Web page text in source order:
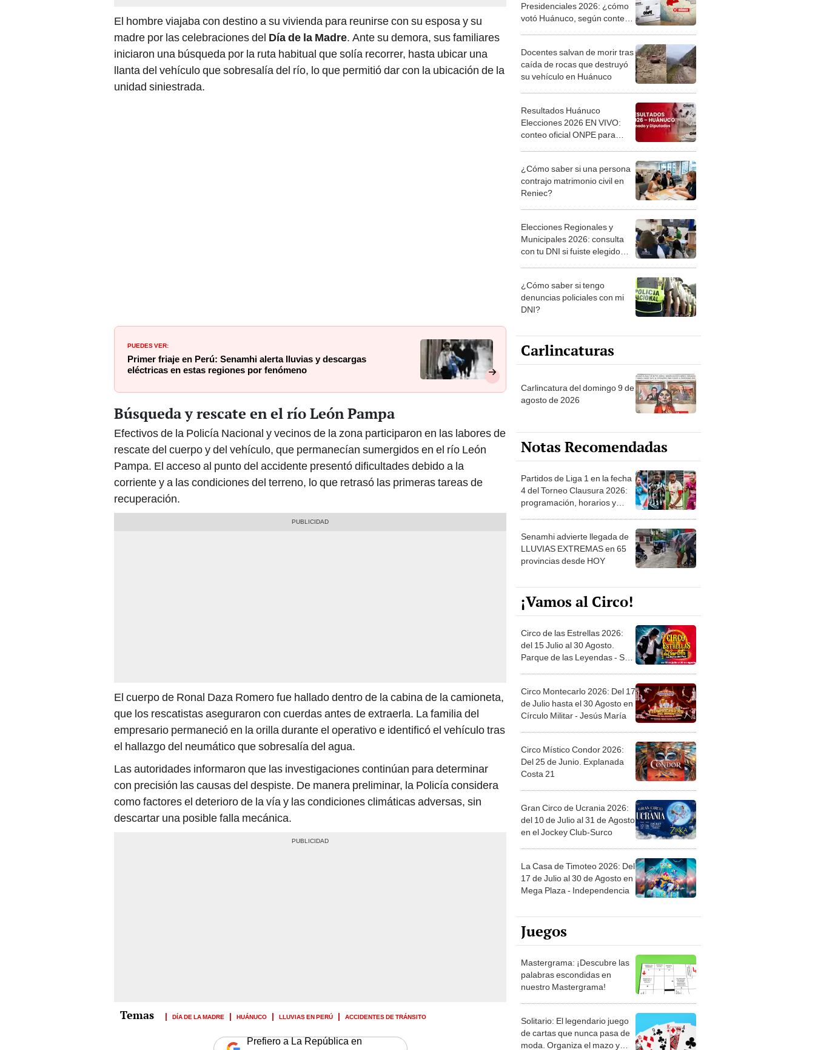
El hombre viajaba con destino a su vivienda para reunirse con su esposa y su
madre por las celebraciones del Día de la Madre. Ante su demora, sus familiares
iniciaron una búsqueda por la ruta habitual que solía recorrer, hasta ubicar una
llanta del vehículo que sobresalía del río, lo que permitió dar con la ubicación de la
unidad siniestrada.
PUEDES VER:
Primer friaje en Perú: Senamhi alerta lluvias y descargas
eléctricas en estas regiones por fenómeno
Búsqueda y rescate en el río León Pampa
Efectivos de la Policía Nacional y vecinos de la zona participaron en las labores de
rescate del cuerpo y del vehículo, que permanecían sumergidos en el río León
Pampa. El acceso al punto del accidente presentó dificultades debido a la
corriente y a las condiciones del terreno, lo que retrasó las primeras tareas de
recuperación.
El cuerpo de Ronal Daza Romero fue hallado dentro de la cabina de la camioneta,
que los rescatistas aseguraron con cuerdas antes de extraerla. La familia del
empresario permaneció en la orilla durante el operativo e identificó el vehículo tras
el hallazgo del neumático que sobresalía del agua.
Las autoridades informaron que las investigaciones continúan para determinar
con precisión las causas del despiste. De manera preliminar, la Policía considera
como factores el deterioro de la vía y las condiciones climáticas adversas, sin
descartar una posible falla mecánica.
DÍA DE LA MADRE HUÁNUCO LLUVIAS EN PERÚ ACCIDENTES DE TRÁNSITO
Prefiero a La República en
Presidenciales 2026: ¿cómo
votó Huánuco, según conteo
Docentes salvan de morir tras
caída de rocas que destruyó
su vehículo en Huánuco
Resultados Huánuco
Elecciones 2026 EN VIVO:
conteo oficial ONPE para
¿Cómo saber si una persona
contrajo matrimonio civil en
Reniec?
Elecciones Regionales y
Municipales 2026: consulta
con tu DNI si fuiste elegido
la ONPE
¿Cómo saber si tengo
denuncias policiales con mi
DNI?
Carlincaturas
Carlincatura del domingo 9 de
agosto de 2026
Notas Recomendadas
Partidos de Liga 1 en la fecha
4 del Torneo Clausura 2026:
programación, horarios y
Senamhi advierte llegada de
LLUVIAS EXTREMAS en 65
provincias desde HOY
¡Vamos al Circo!
Circo de las Estrellas 2026:
del 15 Julio al 30 Agosto.
Parque de las Leyendas - San
Circo Montecarlo 2026: Del 17
de Julio hasta el 30 Agosto en
Círculo Militar - Jesús María
Circo Místico Condor 2026:
Del 25 de Junio. Explanada
Costa 21
Gran Circo de Ucrania 2026:
del 10 de Julio al 31 de Agosto
en el Jockey Club-Surco
La Casa de Timoteo 2026: Del
17 de Julio al 30 de Agosto en
Mega Plaza - Independencia
Juegos
Mastergrama: ¡Descubre las
palabras escondidas en
nuestro Mastergrama!
Solitario: El legendario juego
de cartas que nunca pasa de
moda. Organiza el mazo y